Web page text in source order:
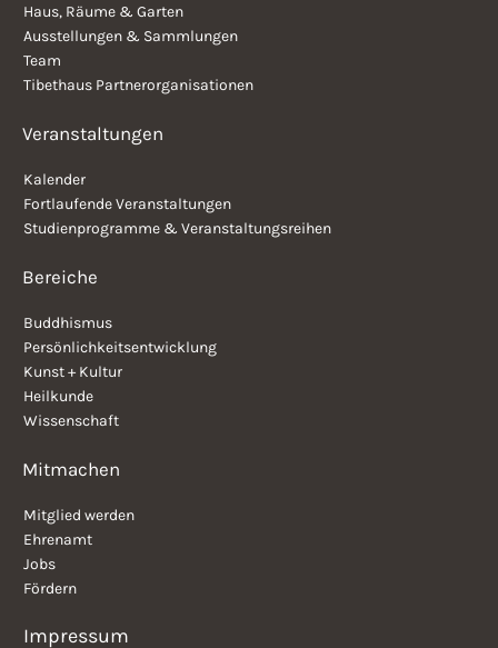
Haus, Räume & Garten
Ausstellungen & Sammlungen
Team
Tibethaus Partnerorganisationen
Veranstaltungen
Kalender
Fortlaufende Veranstaltungen
Studienprogramme & Veranstaltungsreihen
Bereiche
Buddhismus
Persönlichkeitsentwicklung
Kunst + Kultur
Heilkunde
Wissenschaft
Mitmachen
Mitglied werden
Ehrenamt
Jobs
Fördern
Impressum